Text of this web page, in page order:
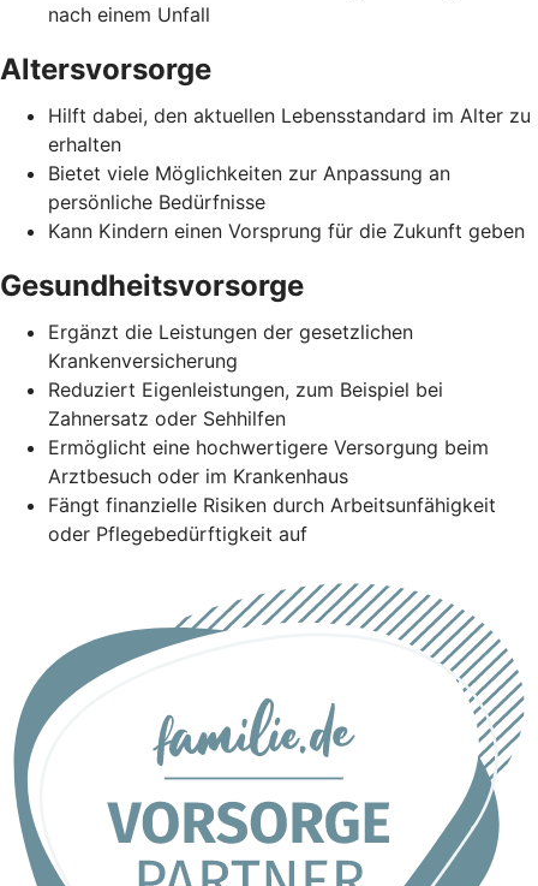
nach einem Unfall
Altersvorsorge
Hilft dabei, den aktuellen Lebensstandard im Alter zu
erhalten
Bietet viele Möglichkeiten zur Anpassung an
persönliche Bedürfnisse
Kann Kindern einen Vorsprung für die Zukunft geben
Gesundheitsvorsorge
Ergänzt die Leistungen der gesetzlichen
Krankenversicherung
Reduziert Eigenleistungen, zum Beispiel bei
Zahnersatz oder Sehhilfen
Ermöglicht eine hochwertigere Versorgung beim
Arztbesuch oder im Krankenhaus
Fängt finanzielle Risiken durch Arbeitsunfähigkeit
oder Pflegebedürftigkeit auf